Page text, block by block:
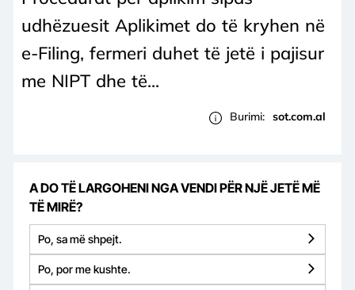
udhëzuesit Aplikimet do të kryhen në
e-Filing, fermeri duhet të jetë i pajisur
me NIPT dhe të...
Burimi: sot.com.al
A DO TË LARGOHENI NGA VENDI PËR NJË JETË MË
TË MIRË?
Po, sa më shpejt.
Po, por me kushte.